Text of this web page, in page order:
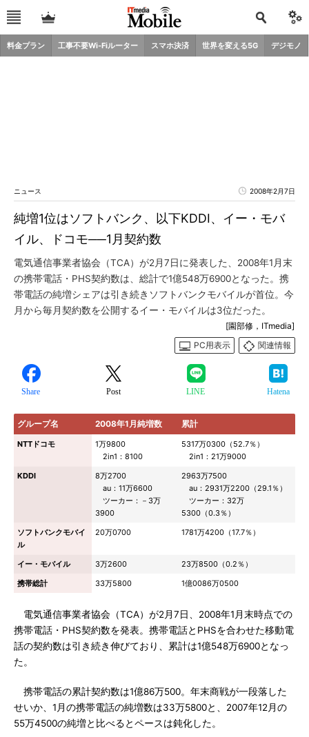
料金プラン 工事不要Wi-Fiルーター スマホ決済 世界を変える5G デジモノ
ニュース 2008年2月7日
純増1位はソフトバンク、以下KDDI、イー・モバ
イル、ドコモ──1月契約数
電気通信事業者協会（TCA）が2月7日に発表した、2008年1月末
の携帯電話・PHS契約数は、総計で1億548万6900となった。携
帯電話の純増シェアは引き続きソフトバンクモバイルが首位。今
月から毎月契約数を公開するイー・モバイルは3位だった。
[園部修，ITmedia]
PC用表示
関連情報
Share Post LINE Hatena
グループ名 2008年1月純増数 累計
NTTドコモ
1万9800
2in1：8100
5317万0300（52.7％）
2in1：21万9000
KDDI
8万2700
au：11万6600
ツーカー：－3万
3900
2963万7500
au：2931万2200（29.1％）
ツーカー：32万
5300（0.3％）
ソフトバンクモバイ
ル
20万0700 1781万4200（17.7％）
イー・モバイル 3万2600
23万8500（0.2％）
携帯総計
33万5800 1億0086万0500
電気通信事業者協会（TCA）が2月7日、2008年1月末時点での
携帯電話・PHS契約数を発表。携帯電話とPHSを合わせた移動電
話の契約数は引き続き伸びており、累計は1億548万6900となっ
た。
携帯電話の累計契約数は1億86万500。年末商戦が一段落した
せいか、1月の携帯電話の純増数は33万5800と、2007年12月の
55万4500の純増と比べるとペースは鈍化した。